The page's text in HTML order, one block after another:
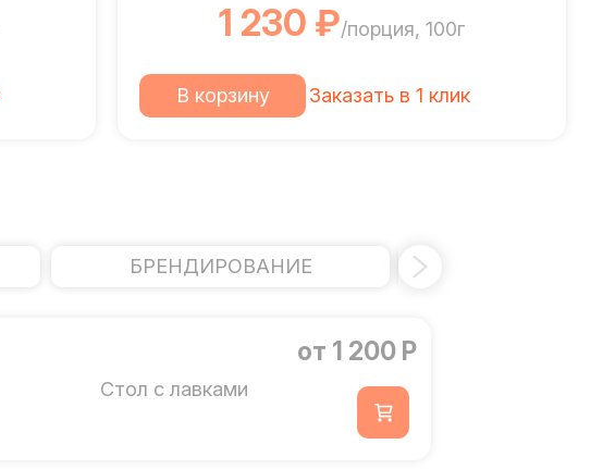
1 230 ₽/порция, 100г
В корзину Заказать в 1 клик
БРЕНДИРОВАНИЕ
Стол с лавками
от 1 200 Р